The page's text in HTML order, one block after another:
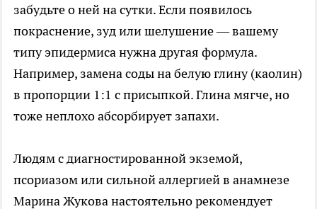
забудьте о ней на сутки. Если появилось
покраснение, зуд или шелушение — вашему
типу эпидермиса нужна другая формула.
Например, замена соды на белую глину (каолин)
в пропорции 1:1 с присыпкой. Глина мягче, но
тоже неплохо абсорбирует запахи.
Людям с диагностированной экземой,
псориазом или сильной аллергией в анамнезе
Марина Жукова настоятельно рекомендует